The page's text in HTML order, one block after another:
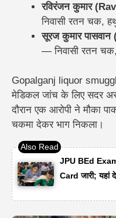
रविरंजन कुमार
निवासी रतन चक,
सूरज कुमार
— निवासी रतन
Gopalganj liquor
मेडिकल जांच के लिए सदर
दौरान एक आरोपी ने मौका
चकमा देकर भाग निकला।
JPU BEd
Card जारी; यहां